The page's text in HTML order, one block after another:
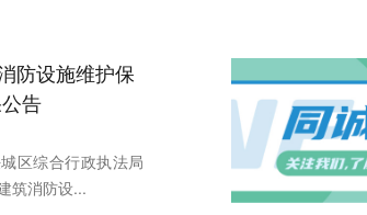
防设施维护保
告
区综合行政执法局
筑消防设...